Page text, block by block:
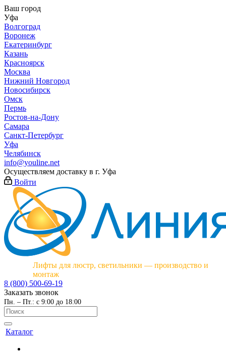
Ваш город
Уфа
Волгоград
Воронеж
Екатеринбург
Казань
Красноярск
Москва
Нижний Новгород
Новосибирск
Омск
Пермь
Ростов-на-Дону
Самара
Санкт-Петербург
Уфа
Челябинск
info@youline.net
Осуществляем доставку в г. Уфа
Войти
Лифты для люстр, светильники — производство и
монтаж
8 (800) 500-69-19
Заказать звонок
Пн. – Пт.: с 9:00 до 18:00
Каталог